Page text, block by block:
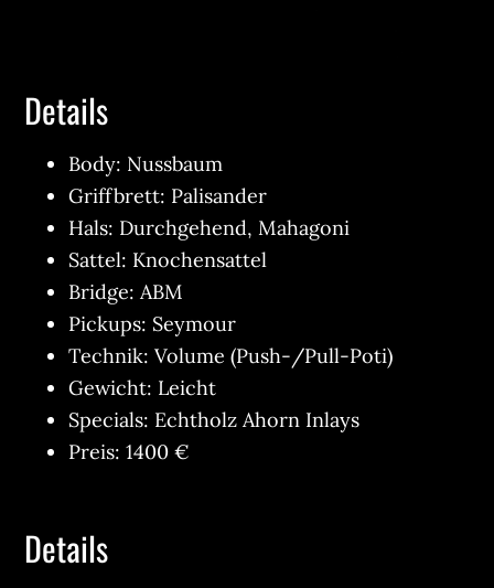
Details
Body: Nussbaum
Griffbrett: Palisander
Hals: Durchgehend, Mahagoni
Sattel: Knochensattel
Bridge: ABM
Pickups: Seymour
Technik: Volume (Push-/Pull-Poti)
Gewicht: Leicht
Specials: Echtholz Ahorn Inlays
Preis: 1400 €
Details